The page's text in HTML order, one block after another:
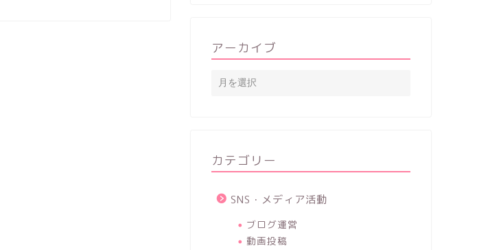
アーカイブ
カテゴリー
SNS・メディア活動
ブログ運営
動画投稿